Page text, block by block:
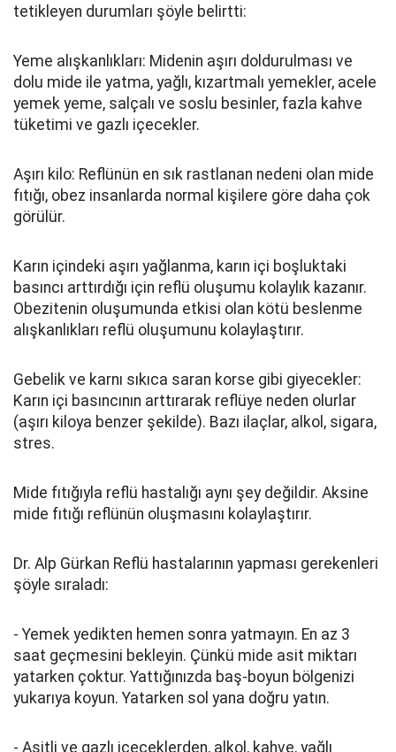
tetikleyen durumları şöyle belirtti:
Yeme alışkanlıkları: Midenin aşırı doldurulması ve
dolu mide ile yatma, yağlı, kızartmalı yemekler, acele
yemek yeme, salçalı ve soslu besinler, fazla kahve
tüketimi ve gazlı içecekler.
Aşırı kilo: Reflünün en sık rastlanan nedeni olan mide
fıtığı, obez insanlarda normal kişilere göre daha çok
görülür.
Karın içindeki aşırı yağlanma, karın içi boşluktaki
basıncı arttırdığı için reflü oluşumu kolaylık kazanır.
Obezitenin oluşumunda etkisi olan kötü beslenme
alışkanlıkları reflü oluşumunu kolaylaştırır.
Gebelik ve karnı sıkıca saran korse gibi giyecekler:
Karın içi basıncının arttırarak reflüye neden olurlar
(aşırı kiloya benzer şekilde). Bazı ilaçlar, alkol, sigara,
stres.
Mide fıtığıyla reflü hastalığı aynı şey değildir. Aksine
mide fıtığı reflünün oluşmasını kolaylaştırır.
Dr. Alp Gürkan Reflü hastalarının yapması gerekenleri
şöyle sıraladı:
- Yemek yedikten hemen sonra yatmayın. En az 3
saat geçmesini bekleyin. Çünkü mide asit miktarı
yatarken çoktur. Yattığınızda baş-boyun bölgenizi
yukarıya koyun. Yatarken sol yana doğru yatın.
- Asitli ve gazlı içeceklerden, alkol, kahve, yağlı